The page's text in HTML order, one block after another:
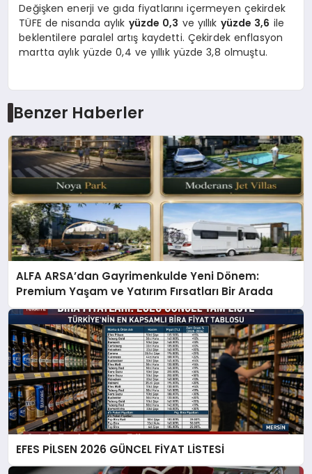
Değişken enerji ve gıda fiyatlarını içermeyen çekirdek
TÜFE de nisanda aylık yüzde 0,3 ve yıllık yüzde 3,6 ile
beklentilere paralel artış kaydetti. Çekirdek enflasyon
martta aylık yüzde 0,4 ve yıllık yüzde 3,8 olmuştu.
Benzer Haberler
ALFA ARSA’dan Gayrimenkulde Yeni Dönem:
Premium Yaşam ve Yatırım Fırsatları Bir Arada
EFES PİLSEN 2026 GÜNCEL FİYAT LİSTESİ